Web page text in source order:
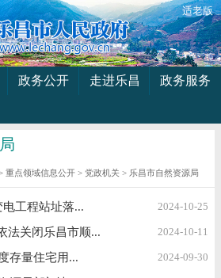
适老版
政务公开 走进乐昌
政务服务
重点领域信息公开 >党政机关 > 乐昌市自然资源局
2024-10-25
工程站址落...
2024-10-11
法关闭乐昌市顺...
2024-09-30
存量住宅用...